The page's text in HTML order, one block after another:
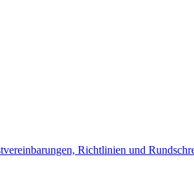
Richtlinien und